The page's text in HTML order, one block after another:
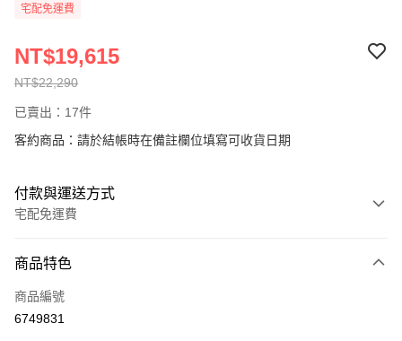
宅配免運費
NT$22,290
NT$19,615
已賣出：17件
客約商品：請於結帳時在備註欄位填寫可收貨日期
付款與運送方式
宅配免運費
信用卡一次付款
信用卡分期付款
商品特色
商品編號
6749831